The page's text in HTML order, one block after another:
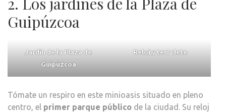
Guipúzcoa
Jardín de la Plaza de
Guipúzcoa
Reloj y templete
Tómate un respiro en este minioasis situado en pleno
centro, el primer parque público de la ciudad. Su reloj